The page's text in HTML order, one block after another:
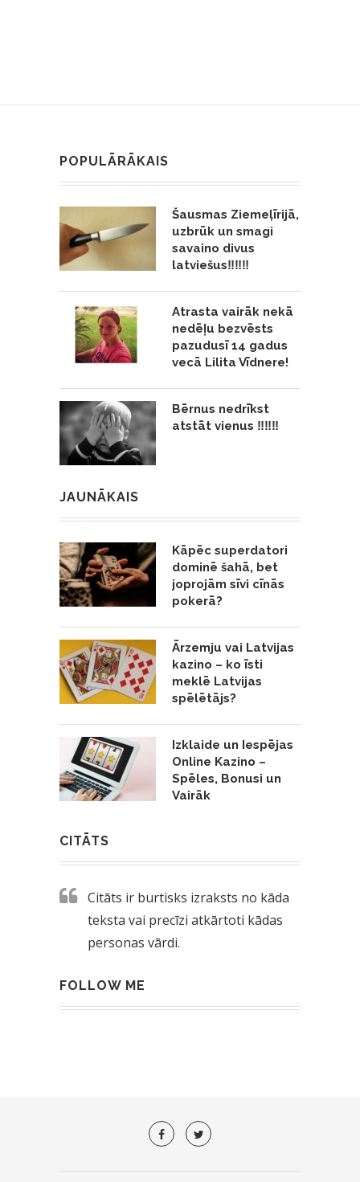
POPULĀRĀKAIS
Šausmas Ziemeļīrijā,
uzbrūk un smagi
savaino divus
latviešus‼️‼️‼️
Atrasta vairāk nekā
nedēļu bezvēsts
pazudusī 14 gadus
vecā Lilita Vīdnere!
Bērnus nedrīkst
atstāt vienus ‼️‼️‼️
JAUNĀKAIS
Kāpēc superdatori
dominē šahā, bet
joprojām sīvi cīnās
pokerā?
Ārzemju vai Latvijas
kazino – ko īsti
meklē Latvijas
spēlētājs?
Izklaide un Iespējas
Online Kazino –
Spēles, Bonusi un
Vairāk
CITĀTS
Citāts ir burtisks izraksts no kāda
teksta vai precīzi atkārtoti kādas
personas vārdi.
FOLLOW ME